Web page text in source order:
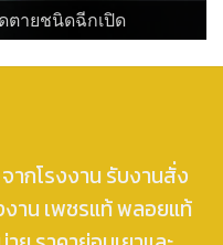
ตายชนิดฉีกเปิด
กโรงงาน รับงานสั่ง
าน เพชรแท้ พลอยแท้